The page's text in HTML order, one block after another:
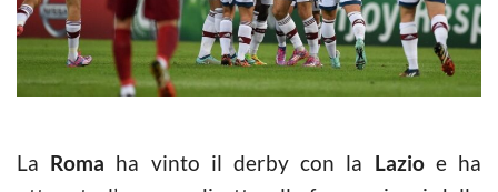
La Roma ha vinto il derby con la Lazioe ha